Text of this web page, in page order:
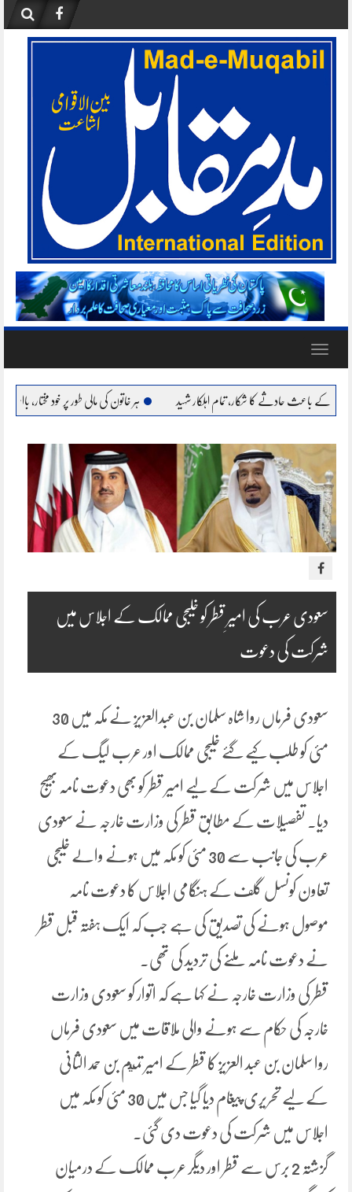
content
Toggle
کا شکار، تمام اہلکار شہید ہر خاتون کی مالی طور پر خود مختار، بااحتیار بنانا ہمارا عزم : مریم
سعودی عرب کی امیرِ قطر کو خلیجی ممالک کے اجلاس میں
شرکت کی دعوت
سعودی فرماں روا شاہ سلمان بن عبدالعزیز نے مکہ میں 30
مئی کو طلب کیے گئے خلیجی ممالک اور عرب لیگ کے
اجلاس میں شرکت کے لیے امیر قطر کو بھی دعوت نامہ بھیج
دیا۔ تفصیلات کے مطابق قطر کی وزارت خارجہ نے سعودی
عرب کی جانب سے 30 مئی کو مکہ میں ہونے والے خلیجی
تعاون کونسل گلف کے ہنگامی اجلاس کا دعوت نامہ
موصول ہونے کی تصدیق کی ہے جب کہ ایک ہفتہ قبل قطر
نے دعوت نامہ ملنے کی تردید کی تھی۔
قطر کی وزارت خارجہ نے کہا ہے کہ اتوار کو سعودی وزارت
خارجہ کی حکام سے ہونے والی ملاقات میں سعودی فرماں
روا سلمان بن عبد العزیز کا قطر کے امیر تميم بن حمد الثانی
کے لیے تحریری پیغام دیا گیا جس میں 30 مئی کو مکہ میں
اجلاس میں شرکت کی دعوت دی گئی۔
گزشتہ 2 برس سے قطر اور دیگر عرب ممالک کے درمیان